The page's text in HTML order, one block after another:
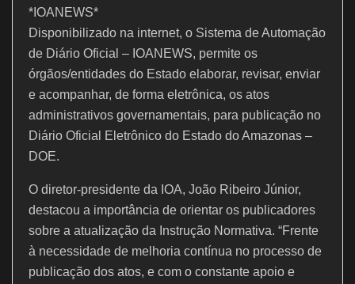
*IOANEWS*
Disponibilizado na internet, o Sistema de Automação
de Diário Oficial – IOANEWS, permite os
órgãos/entidades do Estado elaborar, revisar, enviar
e acompanhar, de forma eletrônica, os atos
administrativos governamentais, para publicação no
Diário Oficial Eletrônico do Estado do Amazonas –
DOE.
O diretor-presidente da IOA, João Ribeiro Júnior,
destacou a importância de orientar os publicadores
sobre a atualização da Instrução Normativa. “Frente
à necessidade de melhoria contínua no processo de
publicação dos atos, e com o constante apoio e